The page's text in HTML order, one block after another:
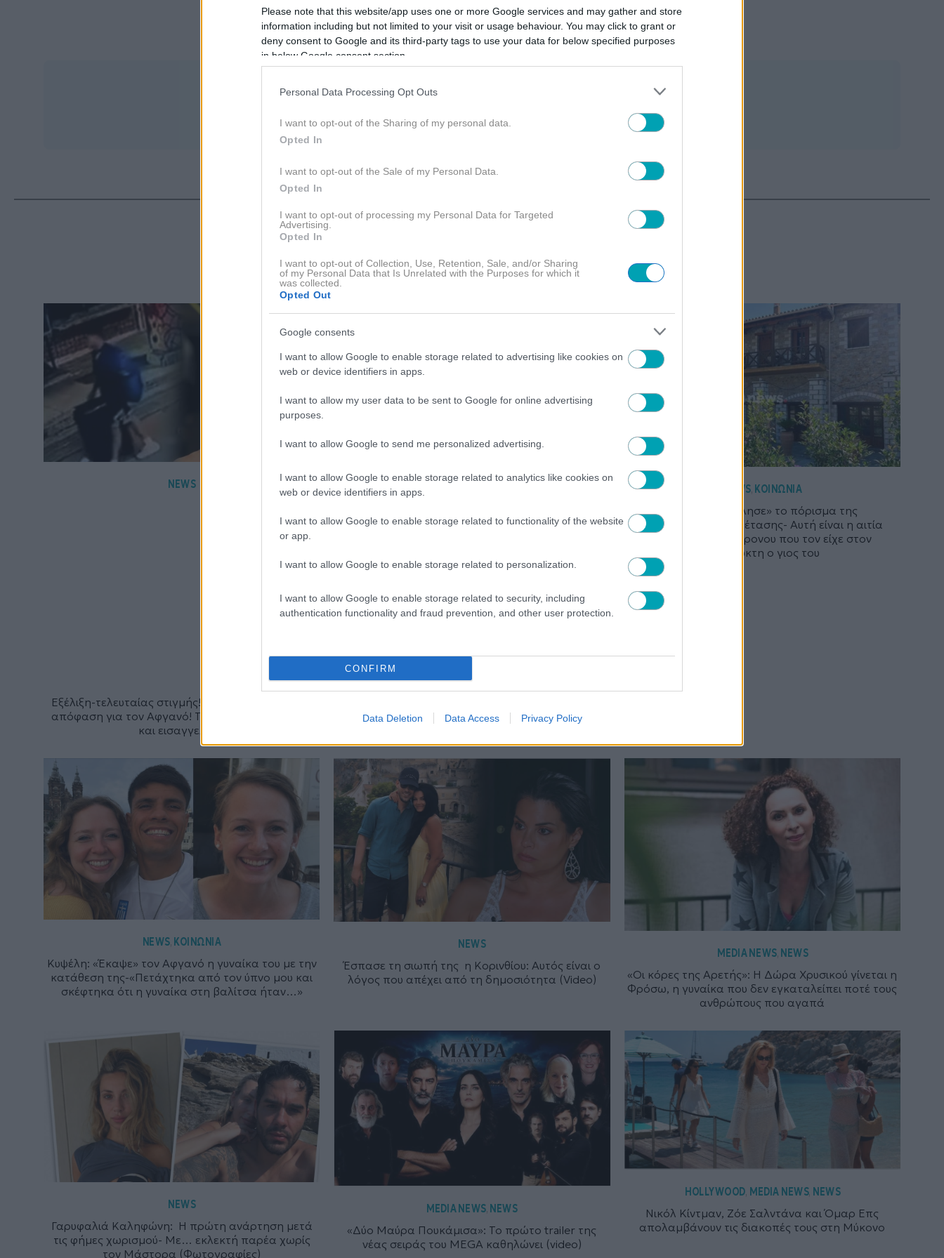
Please note that this website/app uses one or more Google services and may gather and store
information including but not limited to your visit or usage behaviour. You may click to grant or
deny consent to Google and its third-party tags to use your data for below specified purposes
in below Google consent section.
Personal Data Processing Opt Outs
I want to opt-out of the Sharing of my personal data.
Opted In
I want to opt-out of the Sale of my Personal Data.
Opted In
I want to opt-out of processing my Personal Data for Targeted
Advertising.
Opted In
I want to opt-out of Collection, Use, Retention, Sale, and/or Sharing
of my Personal Data that Is Unrelated with the Purposes for which it
was collected.
Opted Out
Google consents
I want to allow Google to enable storage related to advertising like cookies on
web or device identifiers in apps.
I want to allow my user data to be sent to Google for online advertising
purposes.
I want to allow Google to send me personalized advertising.
I want to allow Google to enable storage related to analytics like cookies on
web or device identifiers in apps.
I want to allow Google to enable storage related to functionality of the website
or app.
I want to allow Google to enable storage related to personalization.
I want to allow Google to enable storage related to security, including
authentication functionality and fraud prevention, and other user protection.
CONFIRM
Data Deletion Data Access Privacy Policy
ΔΙΑΒΑΣΤΕ ΠΕΡΙΣΣΟΤΕΡΑ
NEWS
Εξέλιξη-τελευταίας στιγμής! Κυψέλη: Ομόφωνη η
απόφαση για τον Αφγανό! Τι διέταξαν ανακριτής
και εισαγγελέας
Ανδρομάχη: Οι άντρες που τη «σημάδεψαν»- Από
Λιβάνη
NEWS,ΚΟΙΝΩΝΙΑ
Μυστράς: «Μίλησε» το πόρισμα της
ιατροδικαστικής εξέτασης- Αυτή είναι η αιτία
θανάτου του 90χρονου που τον είχε στον
καταψύκτη ο γιος του
NEWS,ΚΟΙΝΩΝΙΑ
Κυψέλη: «Έκαψε» τον Αφγανό η γυναίκα του με την
κατάθεση της-«Πετάχτηκα από τον ύπνο μου και
σκέφτηκα ότι η γυναίκα στη βαλίτσα ήταν…»
NEWS
Έσπασε τη σιωπή της η Κορινθίου: Αυτός είναι ο
λόγος που απέχει από τη δημοσιότητα (Video)
MEDIA NEWS,NEWS
«Οι κόρες της Αρετής»: Η Δώρα Χρυσικού γίνεται η
Φρόσω, η γυναίκα που δεν εγκαταλείπει ποτέ τους
ανθρώπους που αγαπά
NEWS
Γαρυφαλιά Καληφώνη: Η πρώτη ανάρτηση μετά
τις φήμες χωρισμού- Με… εκλεκτή παρέα χωρίς
τον Μάστορα (Φωτογραφίες)
MEDIA NEWS,NEWS
«Δύο Μαύρα Πουκάμισα»: Το πρώτο trailer της
νέας σειράς του MEGA καθηλώνει (video)
HOLLYWOOD, MEDIA NEWS, NEWS
Νικόλ Κίντμαν, Ζόε Σαλντάνα και Όμαρ Επς
απολαμβάνουν τις διακοπές τους στη Μύκονο